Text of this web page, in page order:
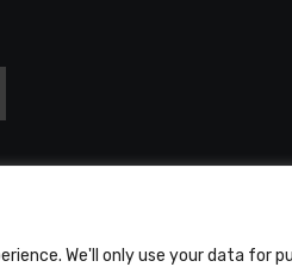
We'll only use your data for
© 2015-26 Alfasports